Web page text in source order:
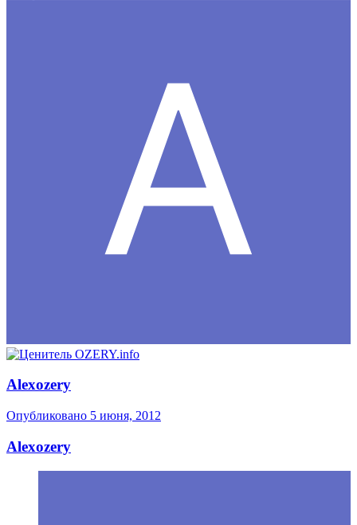
Alexozery
Опубликовано 5 июня, 2012
Alexozery